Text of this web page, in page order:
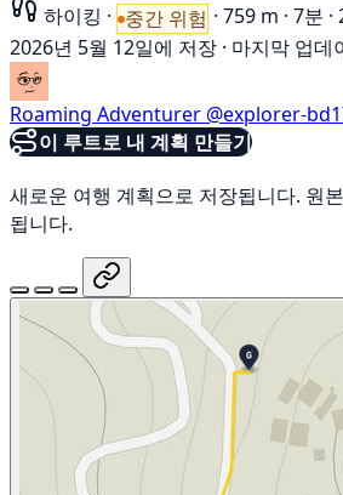
하이킹 · 중간 위험 · 759 m · 7분 ·
2026년 5월 12일에 저장 · 마지막 업데
Roaming Adventurer @explorer-
이 루트로 내 계획 만들기
새로운 여행 계획으로 저장됩니다. 원
됩니다.